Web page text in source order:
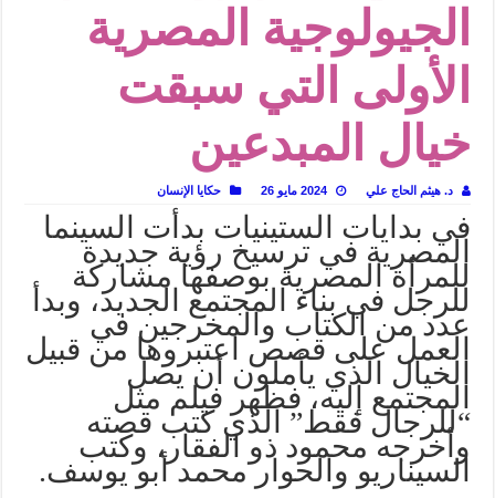
عوالم منصورة عز الدين.. حين يصبح الزمن بطل الرواية
الطعام في الحضارة الإسلامية.. تاريخ يُقرأ بالنكهات
يوم شاهدت زينات صدقي على المسرح وسرحت!
الجيولوجية المصرية
الأولى التي سبقت
خيال المبدعين
د. هيثم الحاج علي 2024 مايو 26 حكايا الإنسان
في بدايات الستينيات بدأت السينما
المصرية في ترسيخ رؤية جديدة
للمرأة المصرية بوصفها مشاركة
للرجل في بناء المجتمع الجديد، وبدأ
عدد من الكتاب والمخرجين في
العمل على قصص اعتبروها من قبيل
الخيال الذي يأملون أن يصل
المجتمع إليه، فظهر فيلم مثل
“للرجال فقط” الذي كتب قصته
وأخرجه محمود ذو الفقار، وكتب
السيناريو والحوار محمد أبو يوسف.